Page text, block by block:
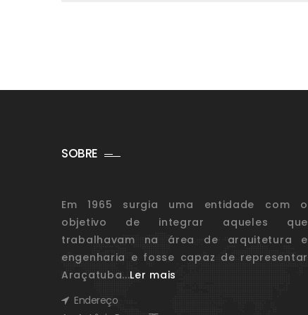
SOBRE
Em 1965 surgia uma entidade com o
objetivo de integrar aqueles que
trabalhavam na área de arquitetura e
engenharia e fosse capaz de representar
Araçatuba...Ler mais
Endereço